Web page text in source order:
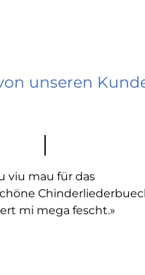
unseren
viu mau für das
mi mega fescht.»